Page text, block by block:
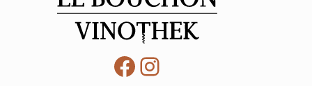
Facebook
Instagram